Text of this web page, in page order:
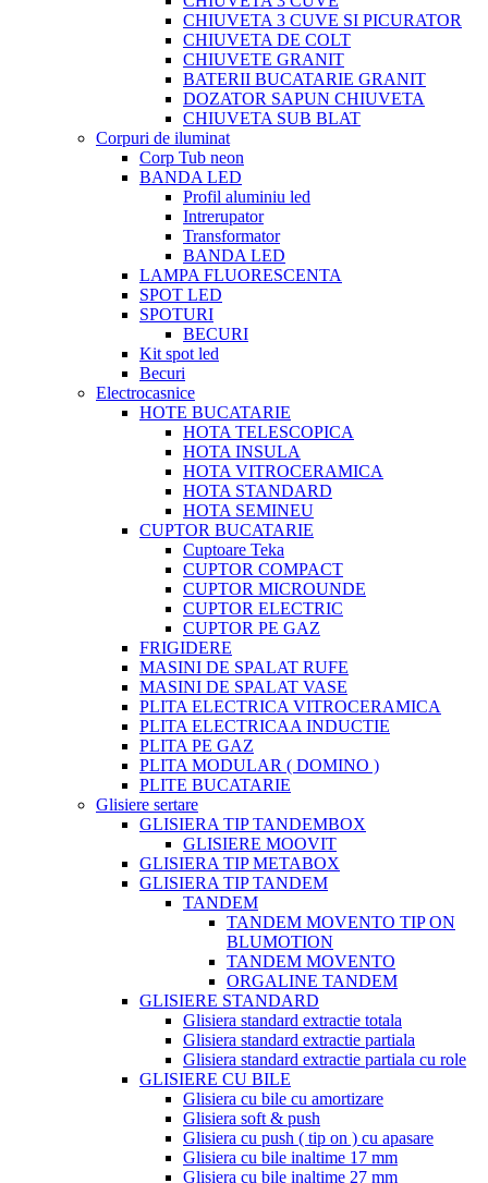
CHIUVETA 3 CUVE SI PICURATOR
CHIUVETA DE COLT
CHIUVETE GRANIT
BATERII BUCATARIE GRANIT
DOZATOR SAPUN CHIUVETA
CHIUVETA SUB BLAT
Corpuri de iluminat
Corp Tub neon
BANDA LED
Profil aluminiu led
Intrerupator
Transformator
BANDA LED
LAMPA FLUORESCENTA
SPOT LED
SPOTURI
BECURI
Kit spot led
Becuri
Electrocasnice
HOTE BUCATARIE
HOTA TELESCOPICA
HOTA INSULA
HOTA VITROCERAMICA
HOTA STANDARD
HOTA SEMINEU
CUPTOR BUCATARIE
Cuptoare Teka
CUPTOR COMPACT
CUPTOR MICROUNDE
CUPTOR ELECTRIC
CUPTOR PE GAZ
FRIGIDERE
MASINI DE SPALAT RUFE
MASINI DE SPALAT VASE
PLITA ELECTRICA VITROCERAMICA
PLITA ELECTRICAA INDUCTIE
PLITA PE GAZ
PLITA MODULAR ( DOMINO )
PLITE BUCATARIE
Glisiere sertare
GLISIERA TIP TANDEMBOX
GLISIERE MOOVIT
GLISIERA TIP METABOX
GLISIERA TIP TANDEM
TANDEM
TANDEM MOVENTO TIP ON
BLUMOTION
TANDEM MOVENTO
ORGALINE TANDEM
GLISIERE STANDARD
Glisiera standard extractie totala
Glisiera standard extractie partiala
Glisiera standard extractie partiala cu role
GLISIERE CU BILE
Glisiera cu bile cu amortizare
Glisiera soft & push
Glisiera cu push ( tip on ) cu apasare
Glisiera cu bile inaltime 17 mm
Glisiera cu bile inaltime 27 mm